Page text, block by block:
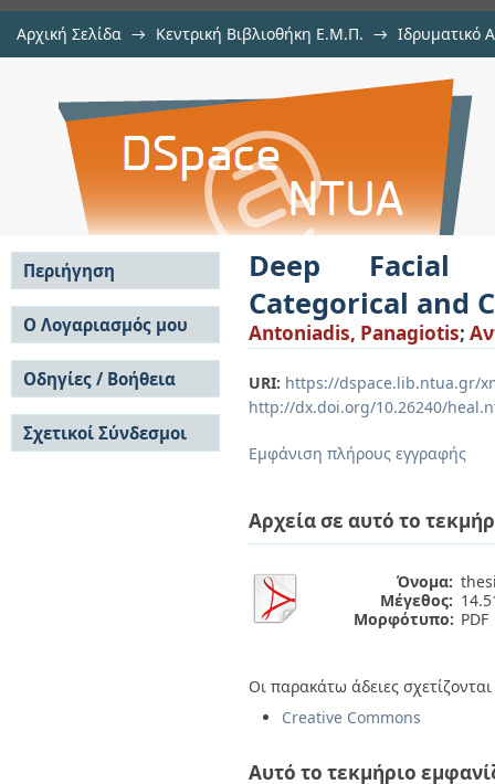
Αρχική Σελίδα → Κεντρική Βιβλιοθήκη Ε.Μ.Π. → Ιδρυματικό
Deep Facial Expression
Emotional Dependencies
Deep Facial
Categorical and
Antoniadis, Panagiotis;
URI: https://dspace.lib.ntua.gr/
http://dx.doi.org/10.26240/
Εμφάνιση πλήρους εγγραφής
Αρχεία σε αυτό το
Όνομα:
Μέγεθος:
Μορφότυπο: PDF
Οι παρακάτω άδειες
Creative Commons
Αυτό το τεκμήριο
Περιήγηση
Σε όλο το DSpace
Κοινότητες & Συλλογές
Ανά Ημερομηνία
Έκδοσης
Συγγραφείς
Τίτλοι
Θέματα
Ο Λογαριασμός μου
Σύνδεση
Εγγραφή
Οδηγίες / Βοήθεια
Οδηγίες Υποβολής
Οδηγίες Χρήσης ΙΑ
Συχνές Ερωτήσεις
Σχετικοί Σύνδεσμοι